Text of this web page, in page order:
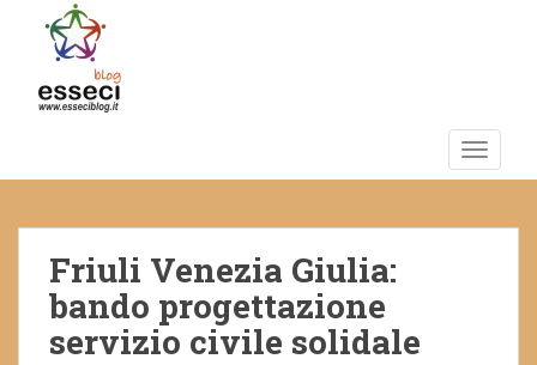
m
Friuli Venezia Giulia:
bando progettazione
servizio civile solidale